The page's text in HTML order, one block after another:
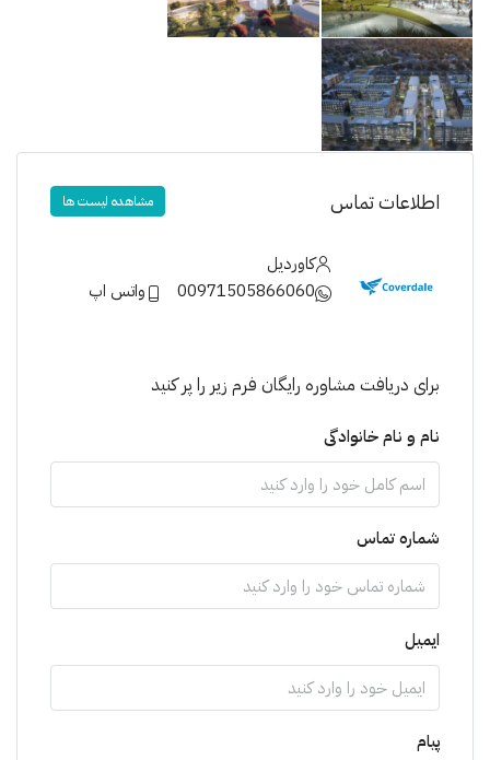
اطلاعات تماس مشاهده لیست ها
کاوردیل
00971505866060
واتس اپ
برای دریافت مشاوره رایگان فرم زیر را پر کنید
نام و نام خانوادگی
شماره تماس
ایمیل
پیام